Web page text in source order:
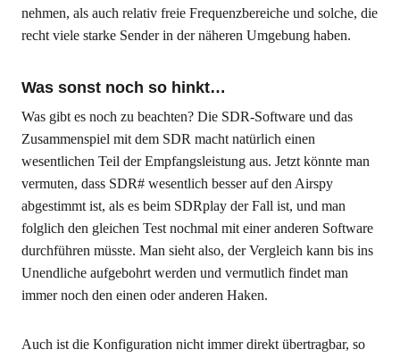
nehmen, als auch relativ freie Frequenzbereiche und solche, die
recht viele starke Sender in der näheren Umgebung haben.
Was sonst noch so hinkt…
Was gibt es noch zu beachten? Die SDR-Software und das
Zusammenspiel mit dem SDR macht natürlich einen
wesentlichen Teil der Empfangsleistung aus. Jetzt könnte man
vermuten, dass SDR# wesentlich besser auf den Airspy
abgestimmt ist, als es beim SDRplay der Fall ist, und man
folglich den gleichen Test nochmal mit einer anderen Software
durchführen müsste. Man sieht also, der Vergleich kann bis ins
Unendliche aufgebohrt werden und vermutlich findet man
immer noch den einen oder anderen Haken.
Auch ist die Konfiguration nicht immer direkt übertragbar, so